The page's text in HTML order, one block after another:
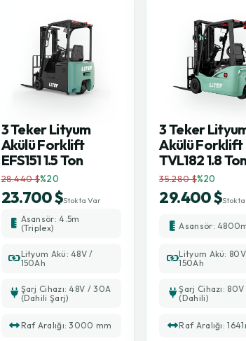
3 Teker Lityum
Akülü Forklift
EFS151 1.5 Ton
28.440 $%20
23.700 $Stokta Var
Asansör: 4.5m
(Triplex)
Lityum Akü: 48V /
150Ah
Şarj Cihazı: 48V / 30A
(Dahili Şarj)
Raf Aralığı: 3000 mm
3 Teker
Akülü Forklift
TVL182 1.8
35.280 $%20
29.400 $
Asansör:
Lityum Akü:
150Ah
Şarj Cihazı:
(Dahili)
Raf Aralığı: